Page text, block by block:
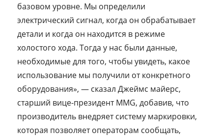
базовом уровне. Мы определили
электрический сигнал, когда он обрабатывает
детали и когда он находится в режиме
холостого хода. Тогда у нас были данные,
необходимые для того, чтобы увидеть, какое
использование мы получили от конкретного
оборудования», — сказал Джеймс майерс,
старший вице-президент MMG, добавив, что
производитель внедряет систему маркировки,
которая позволяет операторам сообщать,